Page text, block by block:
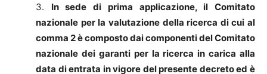
3. In sede di prima applicazione, il Comitato
nazionale per la valutazione della ricerca di cui al
comma 2 è composto dai componenti del Comitato
nazionale dei garanti per la ricerca in carica alla
data di entrata in vigore del presente decreto ed è